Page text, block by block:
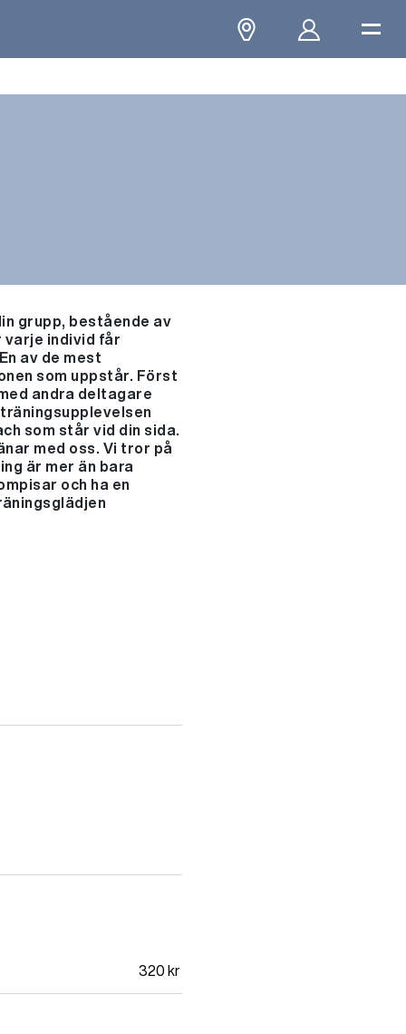
grupp, bestående av
varje individ får
av de mest
som uppstår. Först
andra deltagare
som står vid din sida.
med oss. Vi tror på
är mer än bara
och ha en
320 kr